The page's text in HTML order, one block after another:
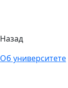
Назад
Об университете